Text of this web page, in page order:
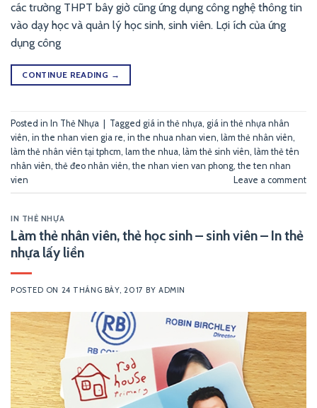
các trường THPT bây giờ cũng ứng dụng công nghệ thông tin
vào dạy học và quản lý học sinh, sinh viên. Lợi ích của ứng
dụng công
CONTINUE READING →
Posted in In Thẻ Nhựa | Tagged giá in thẻ nhựa, giá in thẻ nhựa nhân
viên, in the nhan vien gia re, in the nhua nhan vien, làm thẻ nhân viên,
làm thẻ nhân viên tại tphcm, lam the nhua, làm thẻ sinh viên, làm thẻ tên
nhân viên,thẻ đeo nhân viên,the nhan vien van phong,the ten nhan
vien
Leave a comment
IN THẺ NHỰA
Làm thẻ nhân viên, thẻ học sinh – sinh viên – In thẻ
nhựa lấy liền
POSTED ON 24 THÁNG BẢY, 2017 BY ADMIN